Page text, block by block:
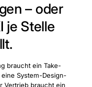
– oder
je Stelle
braucht ein Take-
System-Design-
Vertrieb braucht ein